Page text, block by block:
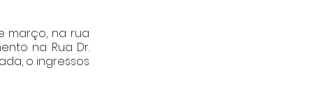
março, na rua
na Rua Dr.
o ingressos